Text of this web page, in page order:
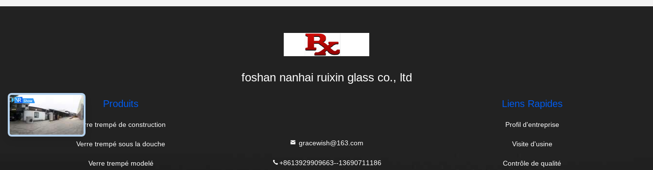
foshan nanhai ruixin glass co., ltd
Produits
Verre trempé de construction
Verre trempé sous la douche
Verre trempé modelé
gracewish@163.com
+8613929909663--13690711186
Liens Rapides
Profil d'entreprise
Visite d'usine
Contrôle de qualité